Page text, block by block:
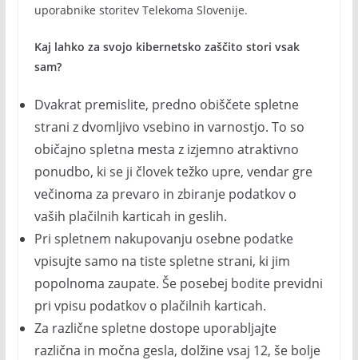
uporabnike storitev Telekoma Slovenije.
Kaj lahko za svojo kibernetsko zaščito stori vsak
sam?
Dvakrat premislite, predno obiščete spletne
strani z dvomljivo vsebino in varnostjo. To so
običajno spletna mesta z izjemno atraktivno
ponudbo, ki se ji človek težko upre, vendar gre
večinoma za prevaro in zbiranje podatkov o
vaših plačilnih karticah in geslih.
Pri spletnem nakupovanju osebne podatke
vpisujte samo na tiste spletne strani, ki jim
popolnoma zaupate. Še posebej bodite previdni
pri vpisu podatkov o plačilnih karticah.
Za različne spletne dostope uporabljajte
različna in močna gesla, dolžine vsaj 12, še bolje